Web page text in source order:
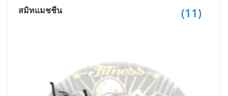
สมิทแมชชีน (11)